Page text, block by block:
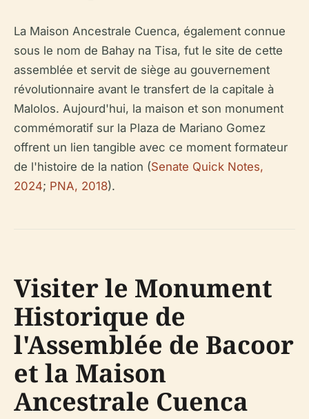
La Maison Ancestrale Cuenca, également connue
sous le nom de Bahay na Tisa, fut le site de cette
assemblée et servit de siège au gouvernement
révolutionnaire avant le transfert de la capitale à
Malolos. Aujourd'hui, la maison et son monument
commémoratif sur la Plaza de Mariano Gomez
offrent un lien tangible avec ce moment formateur
de l'histoire de la nation (Senate Quick Notes,
2024; PNA, 2018).
Visiter le Monument
Historique de
l'Assemblée de Bacoor
et la Maison
Ancestrale Cuenca